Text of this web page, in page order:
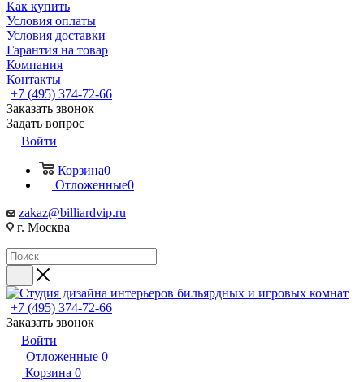
Как купить
Условия оплаты
Условия доставки
Гарантия на товар
Компания
Контакты
+7 (495) 374-72-66
Заказать звонок
Задать вопрос
Войти
Корзина0
Отложенные0
zakaz@billiardvip.ru
г. Москва
+7 (495) 374-72-66
Заказать звонок
Войти
Отложенные 0
Корзина 0